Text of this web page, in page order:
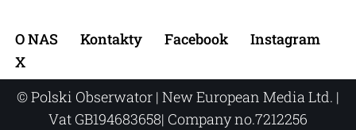
O NAS Kontakty Facebook
Instagram
X
© Polski Obserwator | New European Media Ltd. |
Vat GB194683658| Company no.7212256